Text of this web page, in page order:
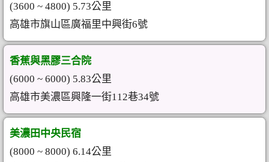
(3600 ~ 4800) 5.73公里
高雄市旗山區廣福里中興街6號
香蕉與黑膠三合院
(6000 ~ 6000) 5.83公里
高雄市美濃區興隆一街112巷34號
美濃田中央民宿
(8000 ~ 8000) 6.14公里